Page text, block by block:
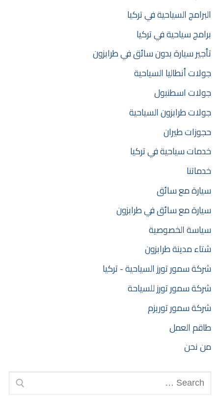
البرامج السياحية في تركيا
برامج سياحية في تركيا
تأجير سيارة بدون سائق في طرابزون
جولات أنطاليا السياحية
جولات اسطنبول
جولات طرابزون السياحية
حجوزات طيران
خدمات سياحية في تركيا
خدماتنا
سيارة مع سائق
سيارة مع سائق في طرابزون
سياسة الخصوصية
شتاء مدينة طرابزون
شركة سمور تورز السياحية - تركيا
شركة سمور تورز للسياحة
شركة سمور توريزم
طاقم العمل
من نحن